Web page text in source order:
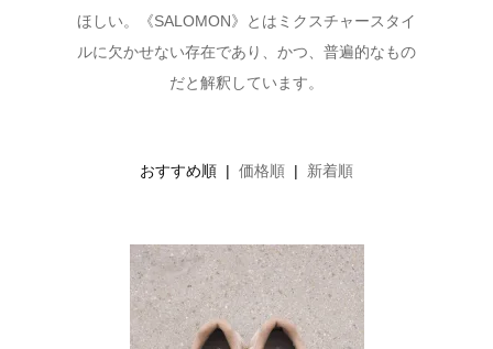
ほしい。《SALOMON》とはミクスチャースタイ
ルに欠かせない存在であり、かつ、普遍的なもの
だと解釈しています。
おすすめ順 | 価格順 | 新着順